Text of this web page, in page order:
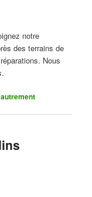
notre
des terrains de
Nous